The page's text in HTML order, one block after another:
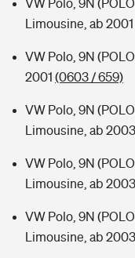
VW Polo, 9N
Limousine, ab 2001
VW Polo, 9N
2001 (0603 / 659)
VW Polo, 9N
Limousine, ab 2003
VW Polo, 9N
Limousine, ab 2003
VW Polo, 9N
Limousine, ab 2003